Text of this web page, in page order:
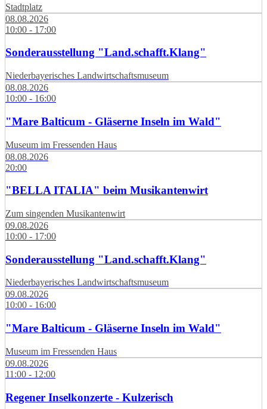
Stadtplatz
08.08.2026
10:00 - 17:00
Sonderausstellung "Land.schafft.Klang"
Niederbayerisches Landwirtschaftsmuseum
08.08.2026
10:00 - 16:00
"Mare Balticum - Gläserne Inseln im Wald"
Museum im Fressenden Haus
08.08.2026
20:00
"BELLA ITALIA" beim Musikantenwirt
Zum singenden Musikantenwirt
09.08.2026
10:00 - 17:00
Sonderausstellung "Land.schafft.Klang"
Niederbayerisches Landwirtschaftsmuseum
09.08.2026
10:00 - 16:00
"Mare Balticum - Gläserne Inseln im Wald"
Museum im Fressenden Haus
09.08.2026
11:00 - 12:00
Regener Inselkonzerte - Kulzerisch